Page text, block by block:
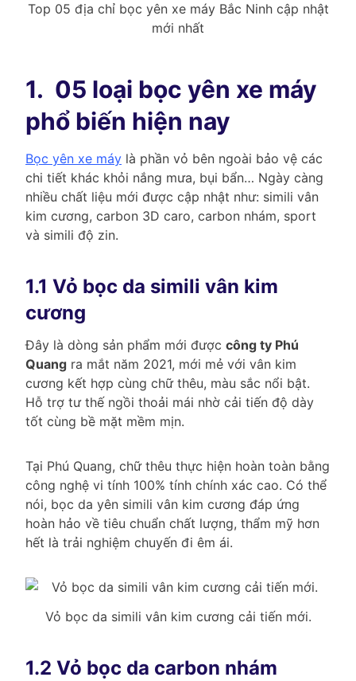
Top 05 địa chỉ bọc yên xe máy Bắc Ninh cập nhật
mới nhất
1. 05 loại bọc yên xe máy
phổ biến hiện nay
Bọc yên xe máy là phần vỏ bên ngoài bảo vệ các
chi tiết khác khỏi nắng mưa, bụi bẩn… Ngày càng
nhiều chất liệu mới được cập nhật như: simili vân
kim cương, carbon 3D caro, carbon nhám, sport
và simili độ zin.
1.1 Vỏ bọc da simili vân kim
cương
Đây là dòng sản phẩm mới được công ty Phú
Quang ra mắt năm 2021, mới mẻ với vân kim
cương kết hợp cùng chữ thêu, màu sắc nổi bật.
Hỗ trợ tư thế ngồi thoải mái nhờ cải tiến độ dày
tốt cùng bề mặt mềm mịn.
Tại Phú Quang, chữ thêu thực hiện hoàn toàn bằng
công nghệ vi tính 100% tính chính xác cao. Có thể
nói, bọc da yên simili vân kim cương đáp ứng
hoàn hảo về tiêu chuẩn chất lượng, thẩm mỹ hơn
hết là trải nghiệm chuyến đi êm ái.
Vỏ bọc da simili vân kim cương cải tiến mới.
1.2 Vỏ bọc da carbon nhám